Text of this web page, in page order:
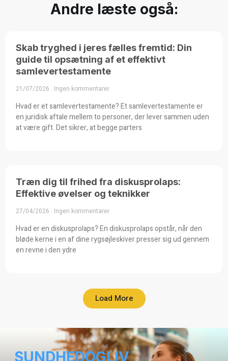
Andre læste også:
Skab tryghed i jeres fælles fremtid: Din
guide til opsætning af et effektivt
samlevertestamente
21/07/2026 Ingen kommentarer
Hvad er et samlevertestamente? Et samlevertestamente er
en juridisk aftale mellem to personer, der lever sammen uden
at være gift. Det sikrer, at begge parters
Træn dig til frihed fra diskusprolaps:
Effektive øvelser og teknikker
27/04/2026 Ingen kommentarer
Hvad er en diskusprolaps? En diskusprolaps opstår, når den
bløde kerne i en af dine rygsøjleskiver presser sig ud gennem
en revne i den ydre
Load More
SUNDHEDOGLIV